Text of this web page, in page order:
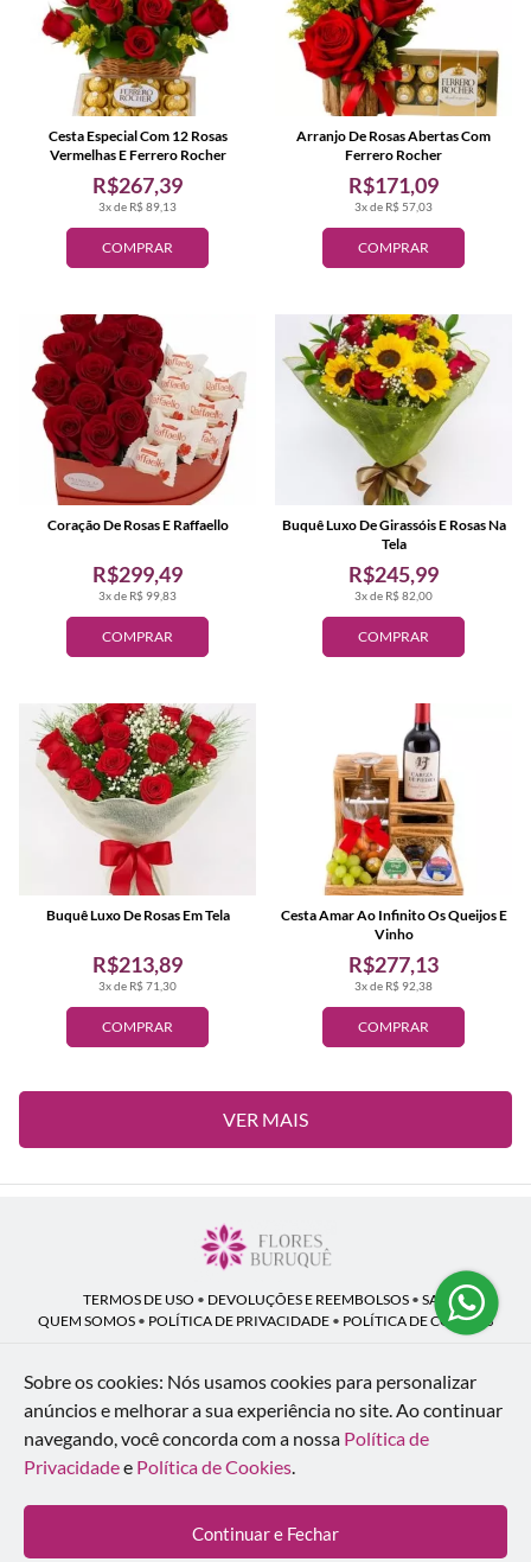
COMPRAR
3x de R$ 89,13
R$267,39
Cesta Especial Com 12 Rosas
Vermelhas E Ferrero Rocher
COMPRAR
3x de R$ 57,03
R$171,09
Arranjo De Rosas Abertas Com
Ferrero Rocher
COMPRAR
3x de R$ 99,83
R$299,49
Coração De Rosas E Raffaello
COMPRAR
3x de R$ 82,00
R$245,99
Buquê Luxo De Girassóis E Rosas Na
Tela
COMPRAR
3x de R$ 71,30
R$213,89
Buquê Luxo De Rosas Em Tela
COMPRAR
3x de R$ 92,38
R$277,13
Cesta Amar Ao Infinito Os Queijos E
Vinho
VER MAIS
TERMOS DE USO • DEVOLUÇÕES E REEMBOLSOS • SAC
QUEM SOMOS • POLÍTICA DE PRIVACIDADE • POLÍTICA DE COOKIES
Flores Buruquê | CNPJ: 53.136.758/0001-18
Rua Coronel João Guilherme Guimarães, 1640 - Bom Retiro - Curitiba - PR -
80520-280
WhatsApp: (41) 98154-876| Telefone: (41) 9 9815-4876
© 2024-2026 - Todos os direitos reservados - Desenvolvido por
Inteligentes
Sobre os cookies: Nós usamos cookies para personalizar
anúncios e melhorar a sua experiência no site.Ao continuar
navegando, você concorda com a nossa Política de
Privacidadee Política de Cookies.
Continuar e Fechar